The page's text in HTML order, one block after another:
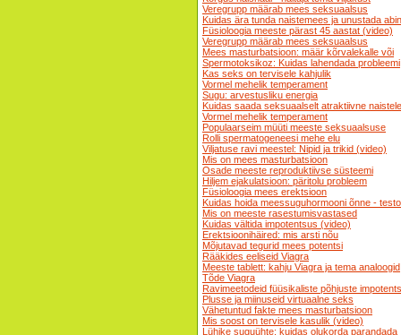
Veregrupp määrab mees seksuaalsus
Kuidas ära tunda naistemees ja unustada
Füsioloogia meeste pärast 45 aastat (video)
Veregrupp määrab mees seksuaalsus
Mees masturbatsioon: määr kõrvalekalle või
Spermotoksikoz: Kuidas lahendada probleemi
Kas seks on tervisele kahjulik
Vormel mehelik temperament
Sugu: arvestusliku energia
Kuidas saada seksuaalselt atraktiivne naistele
Vormel mehelik temperament
Populaarseim müüti meeste seksuaalsuse
Rolli spermatogeneesi mehe elu
Viljatuse ravi meestel: Nipid ja trikid (video)
Mis on mees masturbatsioon
Osade meeste reproduktiivse süsteemi
Hiljem ejakulatsioon: päritolu probleem
Füsioloogia mees erektsioon
Kuidas hoida meessuguhormooni õnne -
Mis on meeste rasestumisvastased
Kuidas vältida impotentsus (video)
Erektsioonihäired: mis arsti nõu
Mõjutavad tegurid mees potentsi
Rääkides eeliseid Viagra
Meeste tablett: kahju Viagra ja tema analoogid
Tõde Viagra
Ravimeetodeid füüsikaliste põhjuste
Plusse ja miinuseid virtuaalne seks
Vähetuntud fakte mees masturbatsioon
Mis soost on tervisele kasulik (video)
Lühike suguühte: kuidas olukorda parandada